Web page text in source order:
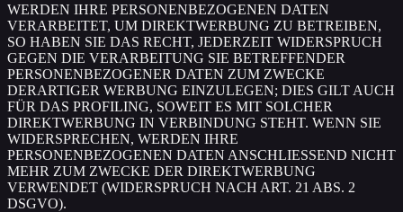
WERDEN IHRE PERSONENBEZOGENEN DATEN
VERARBEITET, UM DIREKTWERBUNG ZU BETREIBEN,
SO HABEN SIE DAS RECHT, JEDERZEIT WIDERSPRUCH
GEGEN DIE VERARBEITUNG SIE BETREFFENDER
PERSONENBEZOGENER DATEN ZUM ZWECKE
DERARTIGER WERBUNG EINZULEGEN; DIES GILT AUCH
FÜR DAS PROFILING, SOWEIT ES MIT SOLCHER
DIREKTWERBUNG IN VERBINDUNG STEHT. WENN SIE
WIDERSPRECHEN, WERDEN IHRE
PERSONENBEZOGENEN DATEN ANSCHLIESSEND NICHT
MEHR ZUM ZWECKE DER DIREKTWERBUNG
VERWENDET (WIDERSPRUCH NACH ART. 21 ABS. 2
DSGVO).